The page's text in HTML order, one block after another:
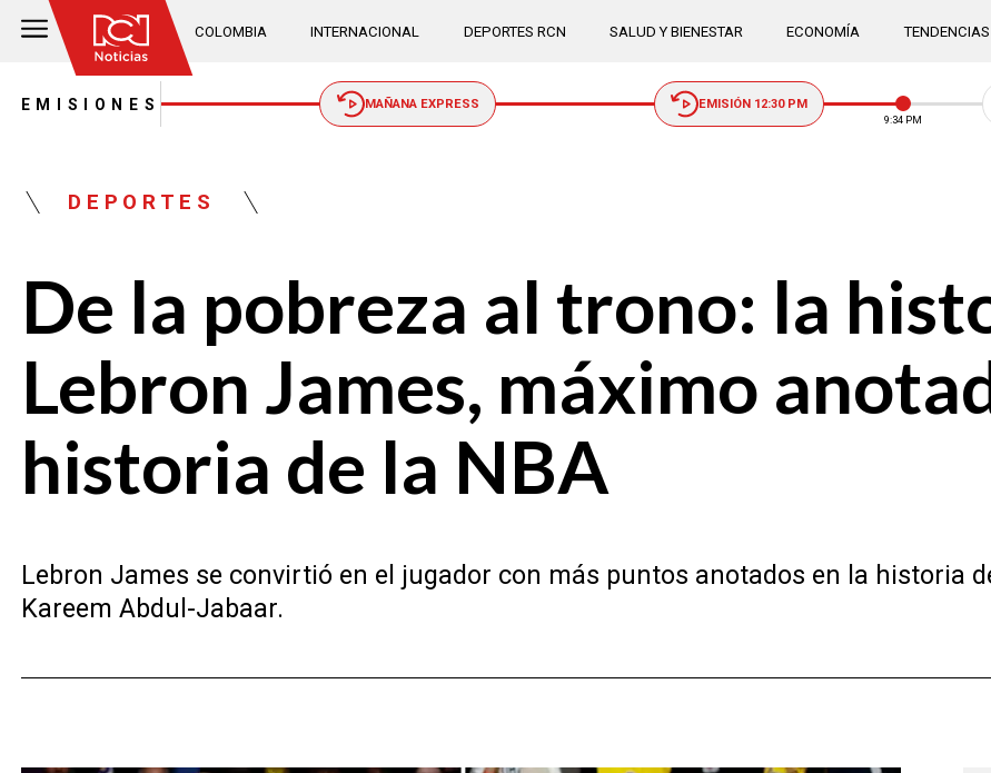
COLOMBIA INTERNACIONAL DEPORTES RCN SALUD Y BIENESTAR ECONOMÍA TENDENCIAS
EMISIONES MAÑANA EXPRESS EMISIÓN 12:30 PM
9:34 PM
DEPORTES
De la pobreza al trono: la
Lebron James, máximo
historia de la NBA
Lebron James se convirtió en el jugador con más puntos anotados en la historia
Kareem Abdul-Jabaar.